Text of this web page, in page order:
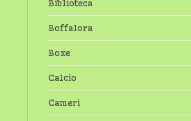
Biblioteca
Boffalora
Boxe
Calcio
Cameri